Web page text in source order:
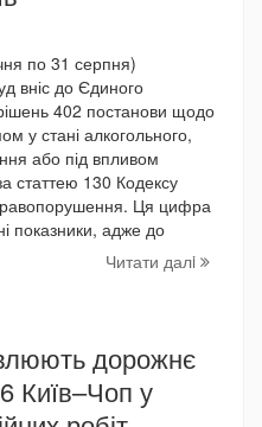
по 31 серпня)
вніс до Єдиного
402 постанови щодо
у стані алкогольного,
або під впливом
статтею 130 Кодексу
Ця цифра
показники, адже до
Читати далi
дорожнє
Київ–Чоп у